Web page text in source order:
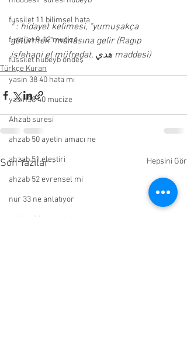
fussilet 11 bilimsel hata
fussilet 9-12 mucize
fussilet hubeyb öndeş
yasin 38 40 hata mı
yasin38 40 mucize
Ahzab suresi
ahzab 50 ayetin amacı ne
ahzab 51 eleştiri
ahzab 52 evrensel mi
nur 33 ne anlatıyor
enbiya 30 hubeyb öndeş
² : hidayet kelimesi, "yumuşakça
götürmek" mânâsına gelir (Ragıp
isfehani el müfredat, هدي maddesi)
Türkçe Kuran
Son Yazılar Hepsini Gör